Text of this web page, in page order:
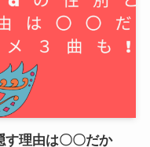
す理由は〇〇だか